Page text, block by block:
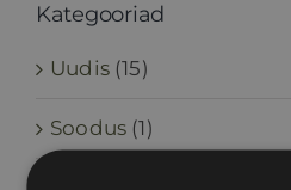
Kategooriad
Uudis (15)
Soodus (1)